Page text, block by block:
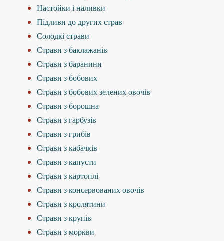
Настойки і наливки
Підливи до других страв
Солодкі страви
Страви з баклажанів
Страви з баранини
Страви з бобових
Страви з бобових зелених овочів
Страви з борошна
Страви з гарбузів
Страви з грибів
Страви з кабачків
Страви з капусти
Страви з картоплі
Страви з консервованих овочів
Страви з кролятини
Страви з крупів
Страви з моркви